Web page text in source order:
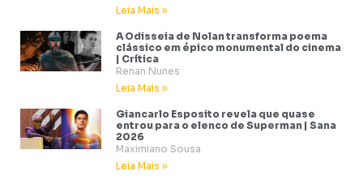
Leia Mais »
A Odisseia de Nolan transforma poema
clássico em épico monumental do cinema
| Crítica
Renan Nunes
Leia Mais »
Giancarlo Esposito revela que quase
entrou para o elenco de Superman | Sana
2026
Maximiano Sousa
Leia Mais »